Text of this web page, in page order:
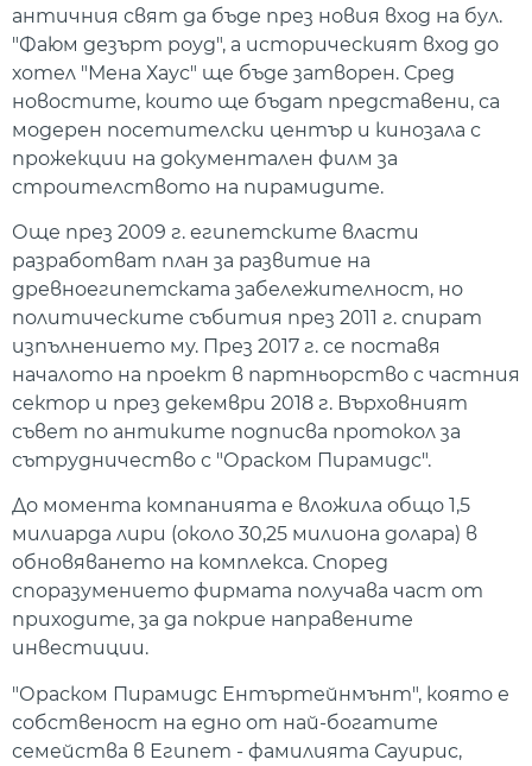
античния свят да бъде през новия вход на бул.
"Фаюм дезърт роуд", а историческият вход до
хотел "Мена Хаус" ще бъде затворен. Сред
новостите, които ще бъдат представени, са
модерен посетителски център и кинозала с
прожекции на документален филм за
строителството на пирамидите.
Още през 2009 г. египетските власти
разработват план за развитие на
древноегипетската забележителност, но
политическите събития през 2011 г. спират
изпълнението му. През 2017 г. се поставя
началото на проект в партньорство с частния
сектор и през декември 2018 г. Върховният
съвет по антиките подписва протокол за
сътрудничество с "Ораском Пирамидс".
До момента компанията е вложила общо 1,5
милиарда лири (около 30,25 милиона долара) в
обновяването на комплекса. Според
споразумението фирмата получава част от
приходите, за да покрие направените
инвестиции.
"Ораском Пирамидс Ентъртейнмънт", която е
собственост на едно от най-богатите
семейства в Египет - фамилията Сауирис,